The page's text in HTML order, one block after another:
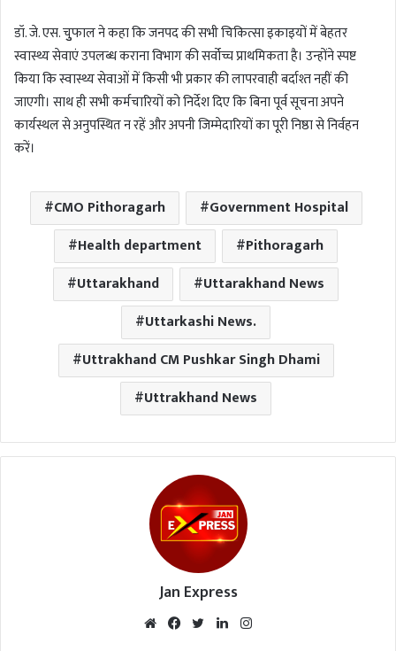
डॉ. जे. एस. चुुफाल ने कहा कि जनपद की सभी चिकित्सा इकाइयों में बेहतर
स्वास्थ्य सेवाएं उपलब्ध कराना विभाग की सर्वोच्च प्राथमिकता है। उन्होंने स्पष्ट
किया कि स्वास्थ्य सेवाओं में किसी भी प्रकार की लापरवाही बर्दाश्त नहीं की
जाएगी। साथ ही सभी कर्मचारियों को निर्देश दिए कि बिना पूर्व सूचना अपने
कार्यस्थल से अनुपस्थित न रहें और अपनी जिम्मेदारियों का पूरी निष्ठा से निर्वहन
करें।
CMO Pithoragarh
Government Hospital
Health department
Pithoragarh
Uttarakhand
Uttarakhand News
Uttarkashi News.
Uttrakhand CM Pushkar Singh Dhami
Uttrakhand News
Jan Express
We Fac Twi Lin